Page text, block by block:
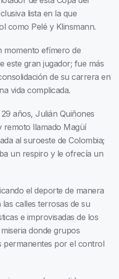
lista en la que
como Pelé y Klinsmann.
momento efímero de
este gran jugador; fue más
de su carrera en
vida complicada.
años, Julián Quiñones
llamado Magüí
al suroeste de Colombia;
un respiro y le ofrecía un
el deporte de manera
calles terrosas de su
e improvisadas de los
donde grupos
permanentes por el control